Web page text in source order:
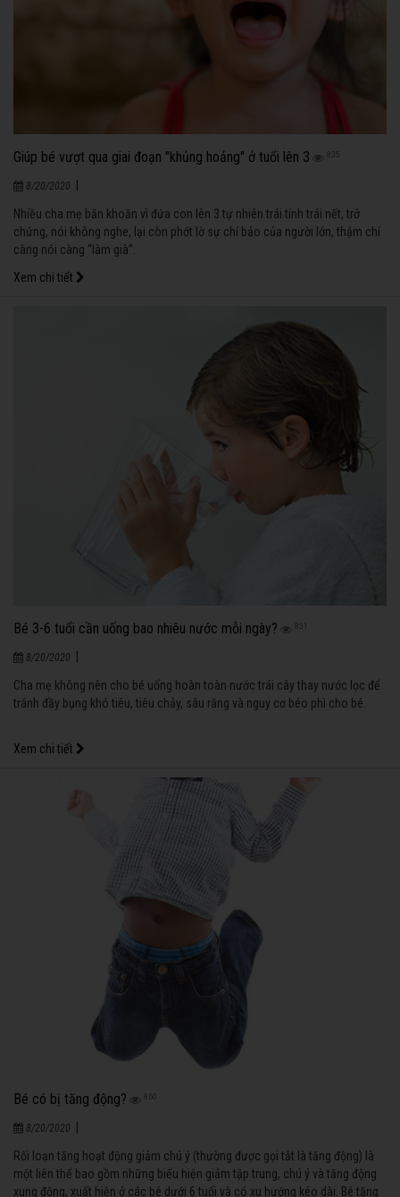
Giúp bé vượt qua giai đoạn "khủng hoảng" ở tuổi lên 3 835
8/20/2020
Nhiều cha mẹ băn khoăn vì đứa con lên 3 tự nhiên trái tính trái nết, trở
chứng, nói không nghe, lại còn phớt lờ sự chỉ bảo của người lớn, thậm chí
càng nói càng “làm già”.
Xem chi tiết
Bé 3-6 tuổi cần uống bao nhiêu nước mỗi ngày? 851
8/20/2020
Cha mẹ không nên cho bé uống hoàn toàn nước trái cây thay nước lọc để
tránh đầy bụng khó tiêu, tiêu chảy, sâu răng và nguy cơ béo phì cho bé.
Xem chi tiết
Bé có bị tăng động? 860
8/20/2020
Rối loạn tăng hoạt động giảm chú ý (thường được gọi tắt là tăng động) là
một liên thể bao gồm những biểu hiện giảm tập trung, chú ý và tăng động
xung động, xuất hiện ở các bé dưới 6 tuổi và có xu hướng kéo dài. Bé tăng